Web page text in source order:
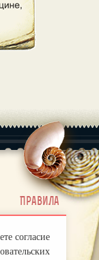
Правила
согласие